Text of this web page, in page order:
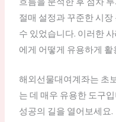
절매 설정과 꾸준한 시
수 있었습니다. 이러한
에게 어떻게 유용하게
해외선물대여계좌는 초
는 데 매우 유용한 도구
성공의 길을 열어보세요.